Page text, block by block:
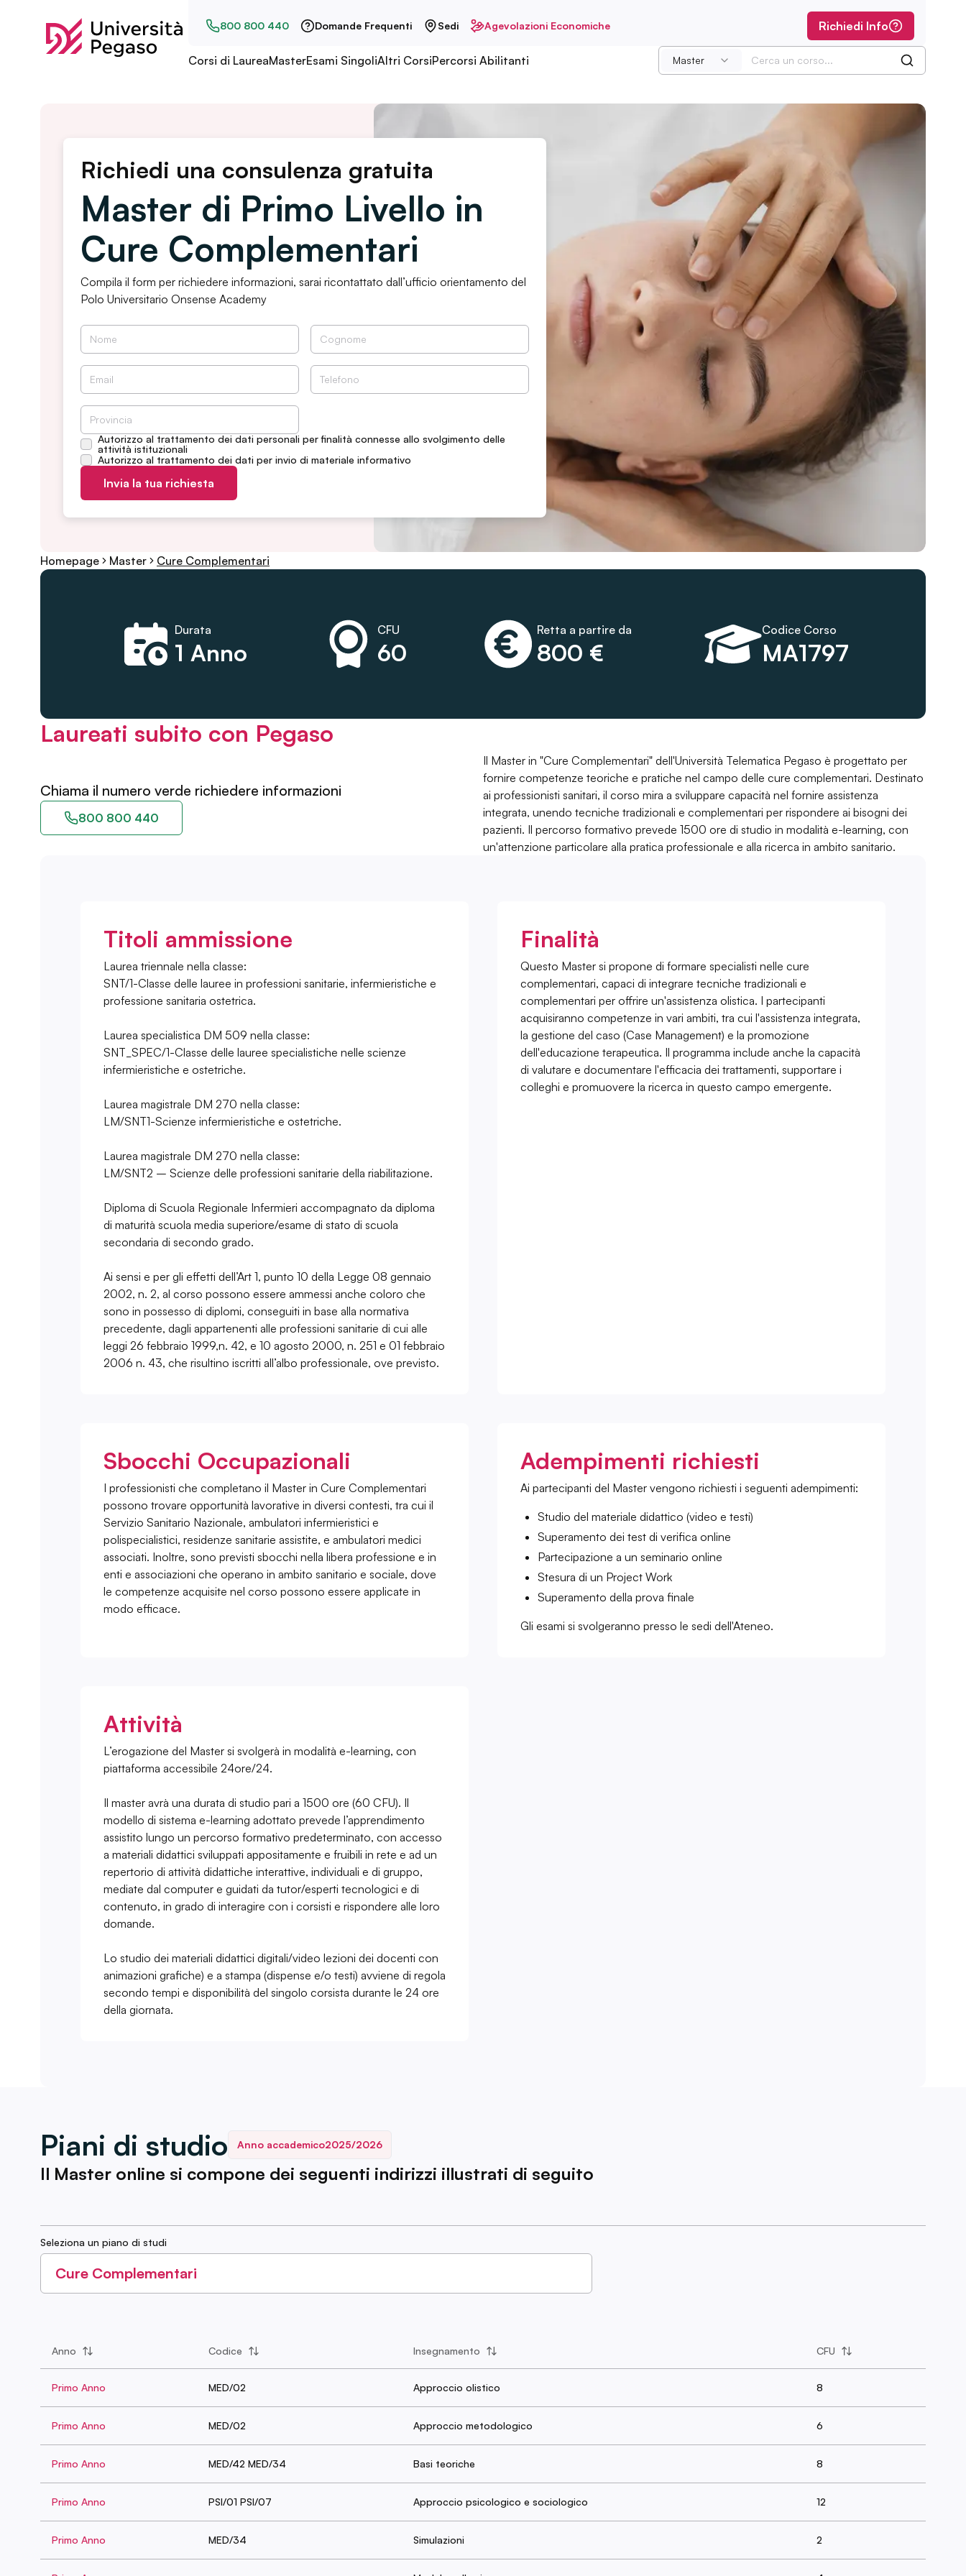
800 800 440 Domande Frequenti Sedi Agevolazioni Economiche Richiedi Info
Corsi di LaureaMasterEsami SingoliAltri CorsiPercorsi Abilitanti Master
Richiedi una consulenza gratuita
Master di Primo Livello in
Cure Complementari
Compila il form per richiedere informazioni, sarai ricontattato dall’ufficio orientamento del
Polo Universitario Onsense Academy
Autorizzo al trattamento dei dati personali per finalità connesse allo svolgimento delle
attività istituzionali
Autorizzo al trattamento dei dati per invio di materiale informativo
Invia la tua richiesta
Homepage Master Cure Complementari
1 Anno
Durata
60
CFU
800 €
Retta a partire da
MA1797
Codice Corso
Laureati subito con Pegaso
Chiama il numero verde richiedere informazioni
800 800 440
Il Master in "Cure Complementari" dell'Università Telematica Pegaso è progettato per
fornire competenze teoriche e pratiche nel campo delle cure complementari. Destinato
ai professionisti sanitari, il corso mira a sviluppare capacità nel fornire assistenza
integrata, unendo tecniche tradizionali e complementari per rispondere ai bisogni dei
pazienti. Il percorso formativo prevede 1500 ore di studio in modalità e-learning, con
un'attenzione particolare alla pratica professionale e alla ricerca in ambito sanitario.
Titoli ammissione
Laurea triennale nella classe:
SNT/1-Classe delle lauree in professioni sanitarie, infermieristiche e
professione sanitaria ostetrica.
Laurea specialistica DM 509 nella classe:
SNT_SPEC/1-Classe delle lauree specialistiche nelle scienze
infermieristiche e ostetriche.
Laurea magistrale DM 270 nella classe:
LM/SNT1-Scienze infermieristiche e ostetriche.
Laurea magistrale DM 270 nella classe:
LM/SNT2 – Scienze delle professioni sanitarie della riabilitazione.
Diploma di Scuola Regionale Infermieri accompagnato da diploma
di maturità scuola media superiore/esame di stato di scuola
secondaria di secondo grado.
Ai sensi e per gli effetti dell’Art 1, punto 10 della Legge 08 gennaio
2002, n. 2, al corso possono essere ammessi anche coloro che
sono in possesso di diplomi, conseguiti in base alla normativa
precedente, dagli appartenenti alle professioni sanitarie di cui alle
leggi 26 febbraio 1999,n. 42, e 10 agosto 2000, n. 251 e 01 febbraio
2006 n. 43, che risultino iscritti all’albo professionale, ove previsto.
Finalità
Questo Master si propone di formare specialisti nelle cure
complementari, capaci di integrare tecniche tradizionali e
complementari per offrire un'assistenza olistica. I partecipanti
acquisiranno competenze in vari ambiti, tra cui l'assistenza integrata,
la gestione del caso (Case Management) e la promozione
dell'educazione terapeutica. Il programma include anche la capacità
di valutare e documentare l'efficacia dei trattamenti, supportare i
colleghi e promuovere la ricerca in questo campo emergente.
Sbocchi Occupazionali
I professionisti che completano il Master in Cure Complementari
possono trovare opportunità lavorative in diversi contesti, tra cui il
Servizio Sanitario Nazionale, ambulatori infermieristici e
polispecialistici, residenze sanitarie assistite, e ambulatori medici
associati. Inoltre, sono previsti sbocchi nella libera professione e in
enti e associazioni che operano in ambito sanitario e sociale, dove
le competenze acquisite nel corso possono essere applicate in
modo efficace.
Adempimenti richiesti
Ai partecipanti del Master vengono richiesti i seguenti adempimenti:
Studio del materiale didattico (video e testi)
Superamento dei test di verifica online
Partecipazione a un seminario online
Stesura di un Project Work
Superamento della prova finale
Gli esami si svolgeranno presso le sedi dell'Ateneo.
Attività
L’erogazione del Master si svolgerà in modalità e-learning, con
piattaforma accessibile 24ore/24.
Il master avrà una durata di studio pari a 1500 ore (60 CFU). Il
modello di sistema e-learning adottato prevede l’apprendimento
assistito lungo un percorso formativo predeterminato, con accesso
a materiali didattici sviluppati appositamente e fruibili in rete e ad un
repertorio di attività didattiche interattive, individuali e di gruppo,
mediate dal computer e guidati da tutor/esperti tecnologici e di
contenuto, in grado di interagire con i corsisti e rispondere alle loro
domande.
Lo studio dei materiali didattici digitali/video lezioni dei docenti con
animazioni grafiche) e a stampa (dispense e/o testi) avviene di regola
secondo tempi e disponibilità del singolo corsista durante le 24 ore
della giornata.
Piani di studio Anno accademico2025/2026
Il Master online si compone dei seguenti indirizzi illustrati di seguito
Seleziona un piano di studi
Cure Complementari
Anno Codice Insegnamento CFU
Primo Anno MED/02 Approccio olistico 8
Primo Anno MED/02 Approccio metodologico 6
Primo Anno MED/42 MED/34 Basi teoriche 8
Primo Anno PSI/01 PSI/07 Approccio psicologico e sociologico 12
Primo Anno MED/34 Simulazioni 2